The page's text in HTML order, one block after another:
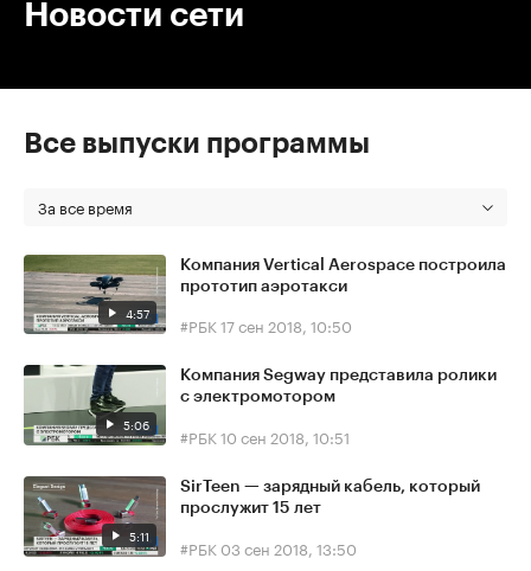
Новости сети
Все выпуски программы
За все время
4:57
Компания Vertical Aerospace построила
прототип аэротакси
#РБК17 сен 2018, 10:50
5:06
Компания Segway представила ролики
с электромотором
#РБК10 сен 2018, 10:51
5:11
SirTeen — зарядный кабель, который
прослужит 15 лет
#РБК 03 сен 2018, 13:50